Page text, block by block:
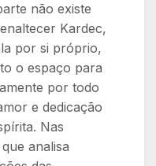
não existe
Kardec,
por si próprio,
o espaço para
por todo
e dedicação
Nas
analisa